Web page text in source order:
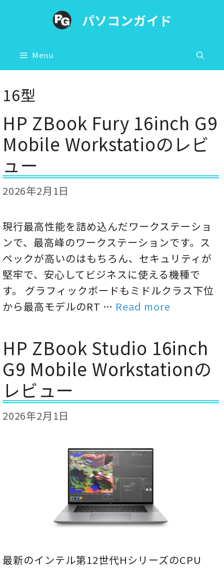
ツ
へ
ス
キ
ッ
プ
パソコンガイド
Menu
16型
HP ZBook Fury 16inch G9
Mobile Workstatioのレビ
ュー
2026年2月1日
現行最高性能を詰め込んだワークステーショ
ンで、最高峰のワークステーションです。ス
ペックが高いのはもちろん、セキュリティが
堅牢で、安心してビジネスに使える機種で
す。 グラフィックボードもミドルクラス下位
から最高モデルのRT … Read more
HP ZBook Studio 16inch
G9 Mobile Workstationの
レビュー
2026年2月1日
最新のインテル第12世代HシリーズのCPU